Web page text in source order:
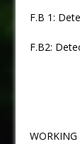
F.B 1:
F.B2: